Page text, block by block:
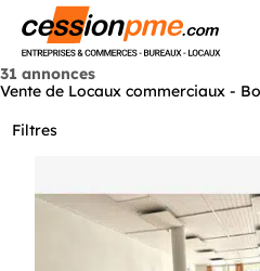
31 annonces
Vente de Locaux commerciaux -
Filtres